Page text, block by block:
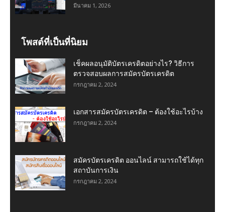
มีนาคม 1, 2026
โพสต์ที่เป็นที่นิยม
เช็คผลอนุมัติบัตรเครดิตอย่างไร? วิธีการ
ตรวจสอบผลการสมัครบัตรเครดิต
กรกฎาคม 2, 2024
เอกสารสมัครบัตรเครดิต – ต้องใช้อะไรบ้าง
กรกฎาคม 2, 2024
สมัครบัตรเครดิต ออนไลน์ สามารถใช้ได้ทุก
สถาบันการเงิน
กรกฎาคม 2, 2024